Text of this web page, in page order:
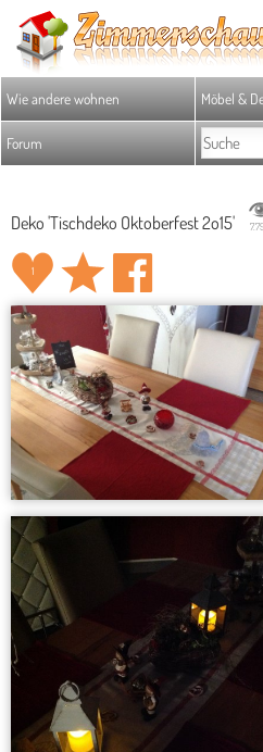
Wie andere wohnen Möbel &
Forum
Deko 'Tischdeko Oktoberfest 2o15'
1